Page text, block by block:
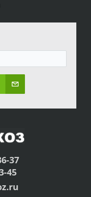
37
45